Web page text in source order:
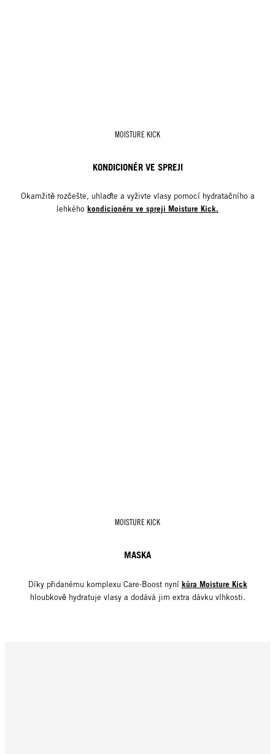
MOISTURE KICK
KONDICIONÉR VE SPREJI
Okamžitě rozčešte, uhlaďte a vyživte vlasy pomocí hydratačního a
lehkého kondicionéru ve spreji Moisture Kick.
MOISTURE KICK
MASKA
Díky přidanému komplexu Care-Boost nyní kúra Moisture Kick
hloubkově hydratuje vlasy a dodává jim extra dávku vlhkosti.